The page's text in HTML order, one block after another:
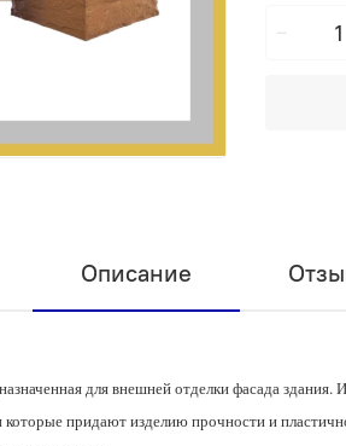
Описание
для внешней отделки фасада здания.
придают изделию прочности и